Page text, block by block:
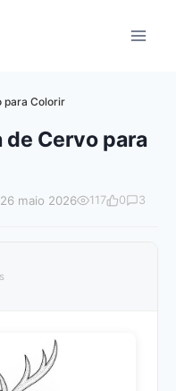
para Colorir
de Cervo para
26 maio 2026 117 0 3